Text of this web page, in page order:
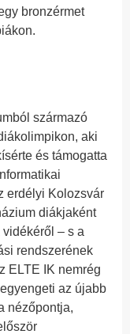
bronzérmet
származó
aki
és támogatta
erdélyi Kolozsvár
diákjaként
– s a
rendszerének
ELTE IK nemrég
az újabb
nézőpontja,